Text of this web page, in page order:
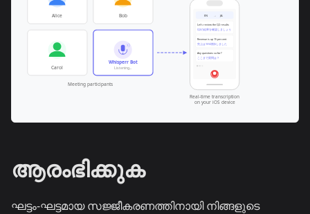
ആരംഭിക്കുക
ഘട്ടം-ഘട്ടമായ സജ്ജീകരണത്തിനായി നിങ്ങളുടെ